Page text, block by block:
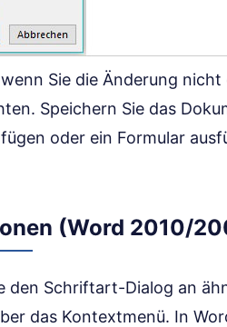
wenn Sie die Änderung
Speichern Sie das
oder ein Formular
(Word 2010/
den Schriftart-Dialog an
das Kontextmenü. In